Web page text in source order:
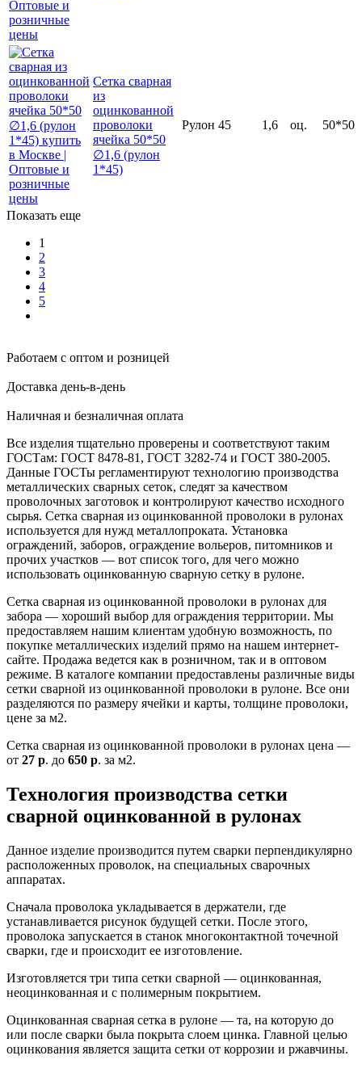
Сетка сварная
из
оцинкованной
проволоки
ячейка 50*50
∅1,6 (рулон
1*45)
Рулон 45 1,6 оц. 50*50
Показать еще
1
2
3
4
5
Работаем с оптом и розницей
Доставка день-в-день
Наличная и безналичная оплата
Все изделия тщательно проверены и соответствуют таким
ГОСТам: ГОСТ 8478-81, ГОСТ 3282-74 и ГОСТ 380-2005.
Данные ГОСТы регламентируют технологию производства
металлических сварных сеток, следят за качеством
проволочных заготовок и контролируют качество исходного
сырья. Сетка сварная из оцинкованной проволоки в рулонах
используется для нужд металлопроката. Установка
ограждений, заборов, ограждение вольеров, питомников и
прочих участков — вот список того, для чего можно
использовать оцинкованную сварную сетку в рулоне.
Сетка сварная из оцинкованной проволоки в рулонах для
забора — хороший выбор для ограждения территории. Мы
предоставляем нашим клиентам удобную возможность, по
покупке металлических изделий прямо на нашем интернет-
сайте. Продажа ведется как в розничном, так и в оптовом
режиме. В каталоге компании предоставлены различные виды
сетки сварной из оцинкованной проволоки в рулоне. Все они
разделяются по размеру ячейки и карты, толщине проволоки,
цене за м2.
Сетка сварная из оцинкованной проволоки в рулонах цена —
от 27 р. до 650 р. за м2.
Технология производства сетки
сварной оцинкованной в рулонах
Данное изделие производится путем сварки перпендикулярно
расположенных проволок, на специальных сварочных
аппаратах.
Сначала проволока укладывается в держатели, где
устанавливается рисунок будущей сетки. После этого,
проволока запускается в станок многоконтактной точечной
сварки, где и происходит ее изготовление.
Изготовляется три типа сетки сварной — оцинкованная,
неоцинкованная и с полимерным покрытием.
Оцинкованная сварная сетка в рулоне — та, на которую до
или после сварки была покрыта слоем цинка. Главной целью
оцинкования является защита сетки от коррозии и ржавчины.